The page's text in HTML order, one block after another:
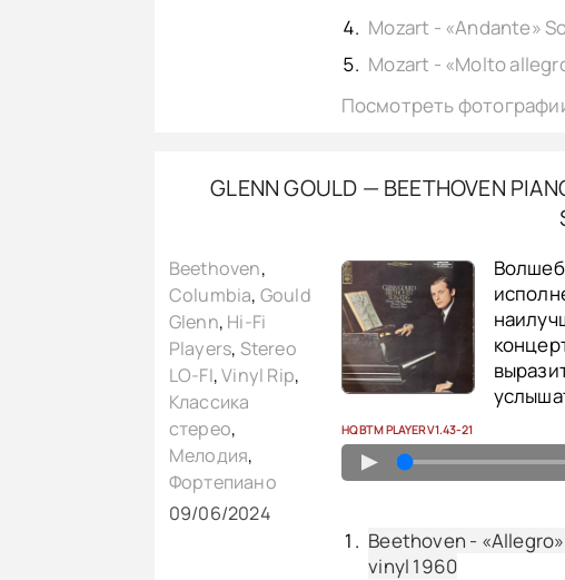
Посмотреть
GLENN GOULD — BEETHOVEN
Beethoven,
Columbia, Gould
Glenn, Hi-Fi
Players, Stereo
LO-FI,Vinyl Rip,
Классика
стерео,
Мелодия,
Фортепиано
09/06/2024
HQ BTM PLAYER V1.43-21
▲
Beethoven -
vinyl 1960